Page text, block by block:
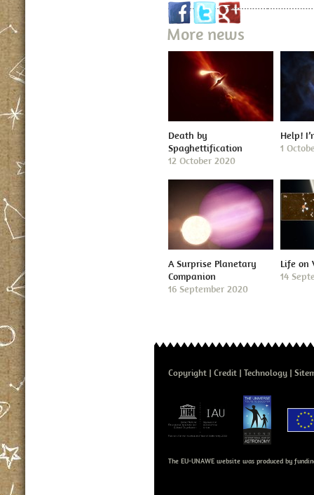
More news
Death by
Spaghettification
12 October 2020
Help!
1
A Surprise Planetary
Companion
16 September 2020
Life on
14
Copyright Credit Technology
The EU-UNAWE website was produced by